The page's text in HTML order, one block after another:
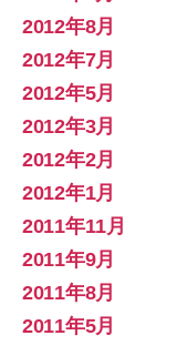
2012年8月
2012年7月
2012年5月
2012年3月
2012年2月
2012年1月
2011年11月
2011年9月
2011年8月
2011年5月